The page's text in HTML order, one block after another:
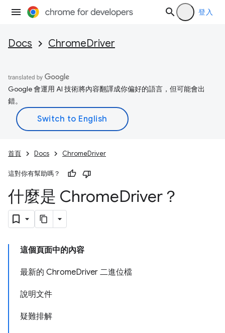
登入
Docs ChromeDriver
Google 會運用 AI 技術將內容翻譯成你偏好的語言，但可能會出
錯。
首頁 Docs ChromeDriver
這對你有幫助嗎？
什麼是 ChromeDriver？
這個頁面中的內容
最新的 ChromeDriver 二進位檔
說明文件
疑難排解